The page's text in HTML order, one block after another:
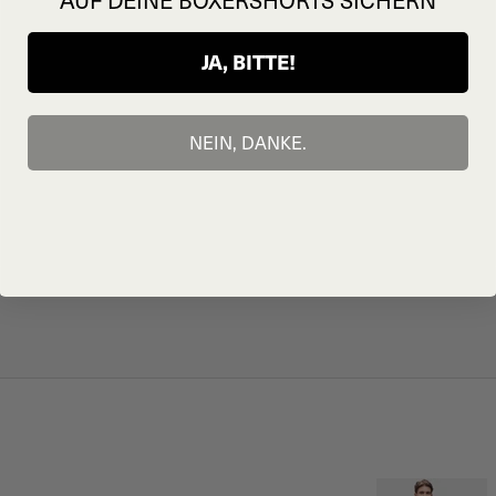
und
JA, BITTE!
NEIN, DANKE.